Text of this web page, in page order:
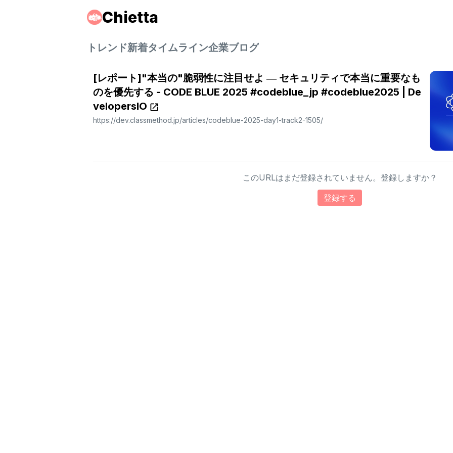
Chietta
トレンド新着タイムライン企業ブログ
[レポート]"本当の"脆弱性に注目せよ ― セキュリティで本当に重要なも
のを優先する - CODE BLUE 2025 #codeblue_jp #codeblue2025 | De
velopersIO
https://dev.classmethod.jp/articles/codeblue-2025-day1-track2-1505/
このURLはまだ登録されていません。登録しますか？
登録する